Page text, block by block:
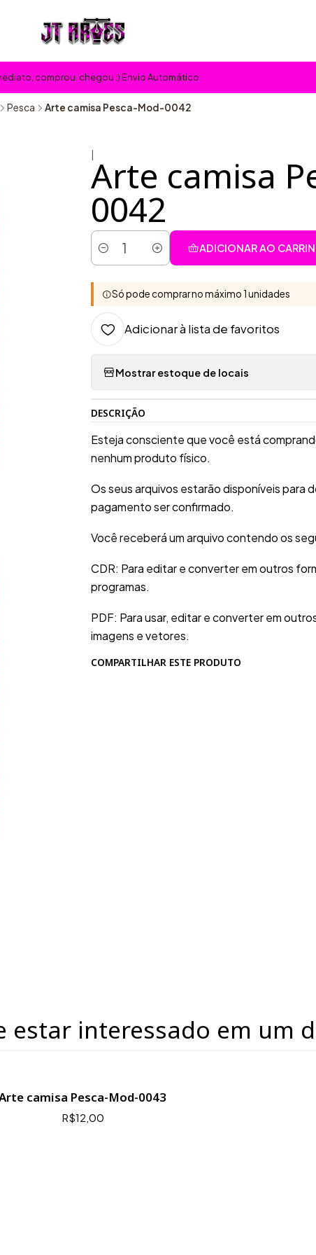
comprou, chegou :) Envio Automático
Pesca Arte camisa Pesca-Mod-0042
Arte camisa
0042
Quantidade
ADICIONAR AO
Só pode comprar no máximo 1 unidades
Adicionar à lista de favoritos
Mostrar estoque de locais
DESCRIÇÃO
Esteja consciente que você está
nenhum produto físico.
Os seus arquivos estarão disponíveis para
pagamento ser confirmado.
Você receberá um arquivo contendo os
CDR: Para editar e converter em outros
programas.
PDF: Para usar, editar e converter em
imagens e vetores.
COMPARTILHAR ESTE PRODUTO
estar interessado em um
camisa Pesca-Mod-0043
R$12,00